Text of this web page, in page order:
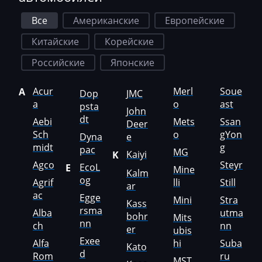
GAC
Geely
Gehl
Genset
GMC
Great Wall
Grove
Groz
Hafei
Haima
Все Американские
Европейские
Китайские
Корейские
Российские
Японские
A Acur
a
Aebi
Sch
midt
Agco
Agrif
ac
Alba
ch
Alfa
Rom
Dop
psta
dt
Dyna
pac
E
EcoL
og
Egge
rsma
nn
Exee
d
JMC
John
Deer
e
K
Kaiyi
Kalm
ar
Kass
bohr
er
Kato
Merl
o
Mets
o
MG
Mine
lli
Mini
Mits
ubis
hi
Soue
ast
Ssan
gYon
g
Steyr
Still
Stra
utma
nn
Suba
ru